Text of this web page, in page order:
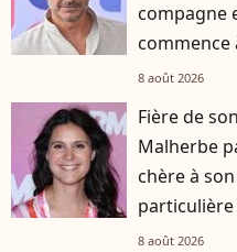
compagne
commence
8 août 2026
Fière de
Malherbe
chère à
particulière
8 août 2026